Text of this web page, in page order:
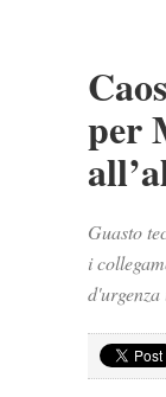
per
Guasto
i